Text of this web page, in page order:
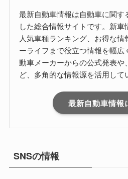
最新自動車情報は自動車に関す
した総合情報サイトです。新車
人気車種ランキング、お得な情
ーライフまで役立つ情報を幅広
動車メーカーからの公式発表や
ど、多角的な情報源を活用して
最新自動車情報
SNSの情報